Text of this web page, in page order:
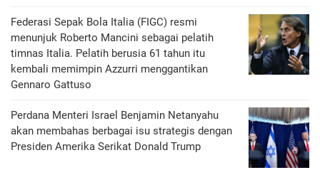
Federasi Sepak Bola Italia (FIGC) resmi
menunjuk Roberto Mancini sebagai pelatih
timnas Italia. Pelatih berusia 61 tahun itu
kembali memimpin Azzurri menggantikan
Gennaro Gattuso
Perdana Menteri Israel Benjamin Netanyahu
akan membahas berbagai isu strategis dengan
Presiden Amerika Serikat Donald Trump